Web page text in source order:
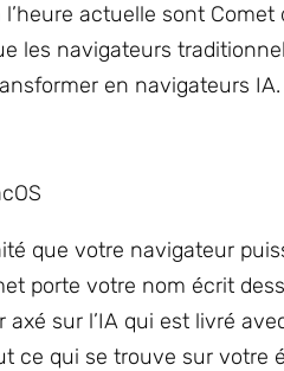
actuelle sont Comet
les navigateurs
en navigateurs IA.
que votre navigateur
porte votre nom écrit
sur l’IA qui est livré
ce qui se trouve sur votre